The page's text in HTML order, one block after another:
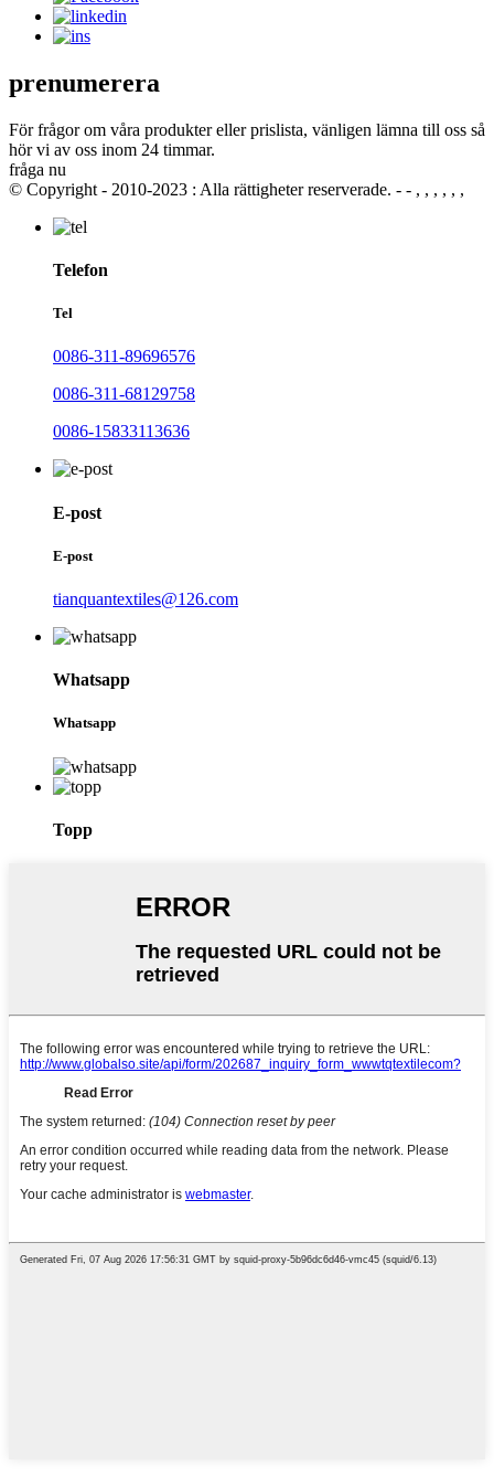
prenumerera
För frågor om våra produkter eller prislista, vänligen lämna till oss så
hör vi av oss inom 24 timmar.
fråga nu
© Copyright - 2010-2023 : Alla rättigheter reserverade. - - , , , , , ,
Telefon
Tel
0086-311-89696576
0086-311-68129758
0086-15833113636
E-post
E-post
tianquantextiles@126.com
Whatsapp
Whatsapp
Topp